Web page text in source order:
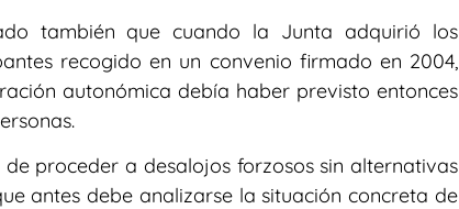
también que cuando la Junta adquirió los
recogido en un convenio firmado en 2004,
autonómica debía haber previsto entonces
proceder a desalojos forzosos sin alternativas
antes debe analizarse la situación concreta de